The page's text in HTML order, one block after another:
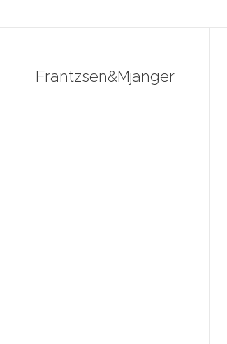
Frantzsen&Mjanger